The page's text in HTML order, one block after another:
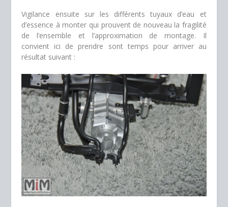
Vigilance ensuite sur les différents tuyaux d’eau et
d’essence à monter qui prouvent de nouveau la fragilité
de l’ensemble et l’approximation de montage. Il
convient ici de prendre sont temps pour arriver au
résultat suivant :